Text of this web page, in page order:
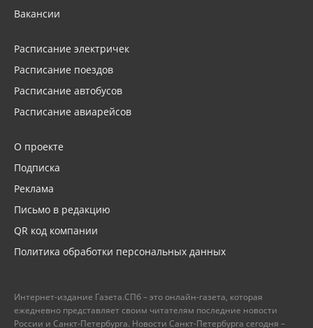
Вакансии
Расписание электричек
Расписание поездов
Расписание автобусов
Расписание авиарейсов
О проекте
Подписка
Реклама
Письмо в редакцию
QR код компании
Политика обработки персональных данных
Интернет-издание Газета.СПб – это онлайн-газета, которая
ежедневно представляет своим читателям последние новости
России и Санкт-Петербурга. Новости Санкт-Петербурга сегодня –